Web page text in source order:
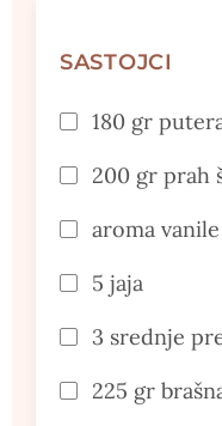
SASTOJCI
180 gr
200 gr prah
aroma vanile
5 jaja
3 srednje
225 gr